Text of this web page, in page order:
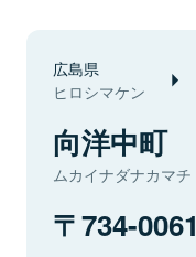
広島県
ヒロシマケン
向洋中町
ムカイナダナカマチ
734-0061